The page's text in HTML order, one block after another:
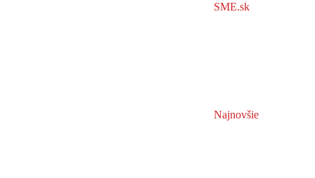
SME.sk
Najnovšie